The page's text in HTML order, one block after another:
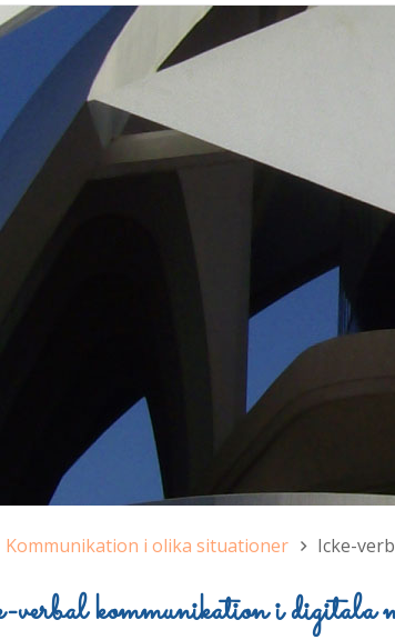
Kommunikation i olika situationer Icke-
kommunikation i digitala